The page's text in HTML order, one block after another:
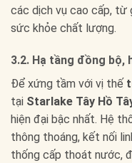
các dịch vụ cao cấp, từ
sức khỏe chất lượng.
3.2. Hạ tầng đồng bộ,
Để xứng tầm với vị thế
tại Starlake Tây Hồ
hiện đại bậc nhất. Hệ
thông thoáng, kết nối
thống cấp thoát nước,